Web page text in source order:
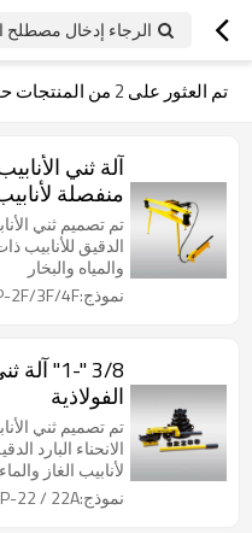
الرجاء إدخال مصطلح
تم العثور على 2 من المنتجات
آلة ثني
2 بوصة/3 بوصة/4 بوصة
تم تصميم ثني
الدقيق للأنابيب
والمياه والبخار
نموذج:WP-2F/3F/4F
3/8 "-1"
الفولاذية
تم تصميم ثني
الانحناء البارد
لأنابيب الغاز
نموذج:WP-22 / 22A